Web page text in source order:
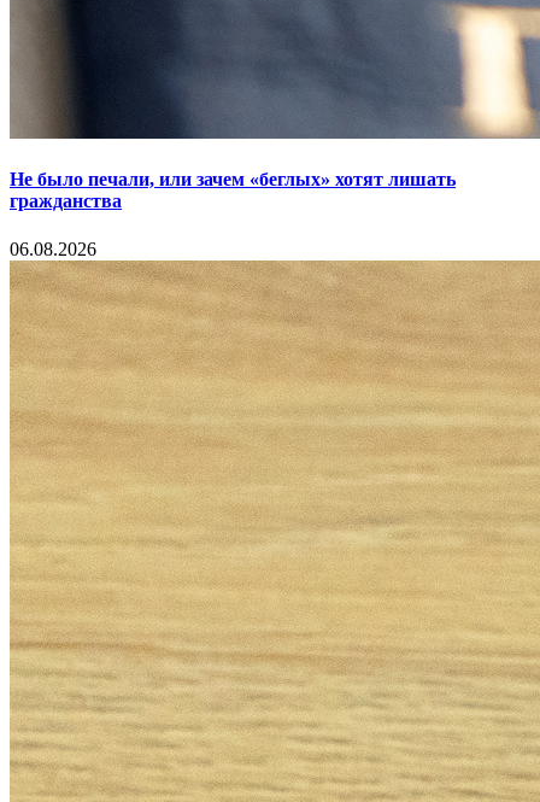
Не было печали, или зачем «беглых» хотят лишать
гражданства
06.08.2026